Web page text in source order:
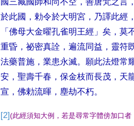
國三藏國師和尚不空 ，善唐梵之言
於此國 ，勅令於大明宮 ， 乃譯此經
「佛母大金曜孔雀明王經 」矣 ，莫
重昏 ，祕密真詮 ，遍流同益 ， 靈符
法藥普施 ，業患永滅。 願此法燈常
安 ，聖壽千春 ，保金枝而長茂 ， 天
宣 ，佛勅流暉 ， 塵劫不朽。
[2](此經須知大例 ，若是尋常字體傍加口者